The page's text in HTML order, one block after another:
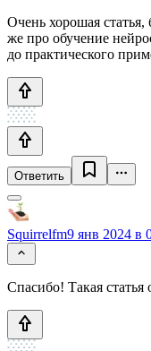
Очень хорошая
же про обучение
до практического
Ответить
Squirrelfm9 янв 2024 в
Спасибо! Такая статья